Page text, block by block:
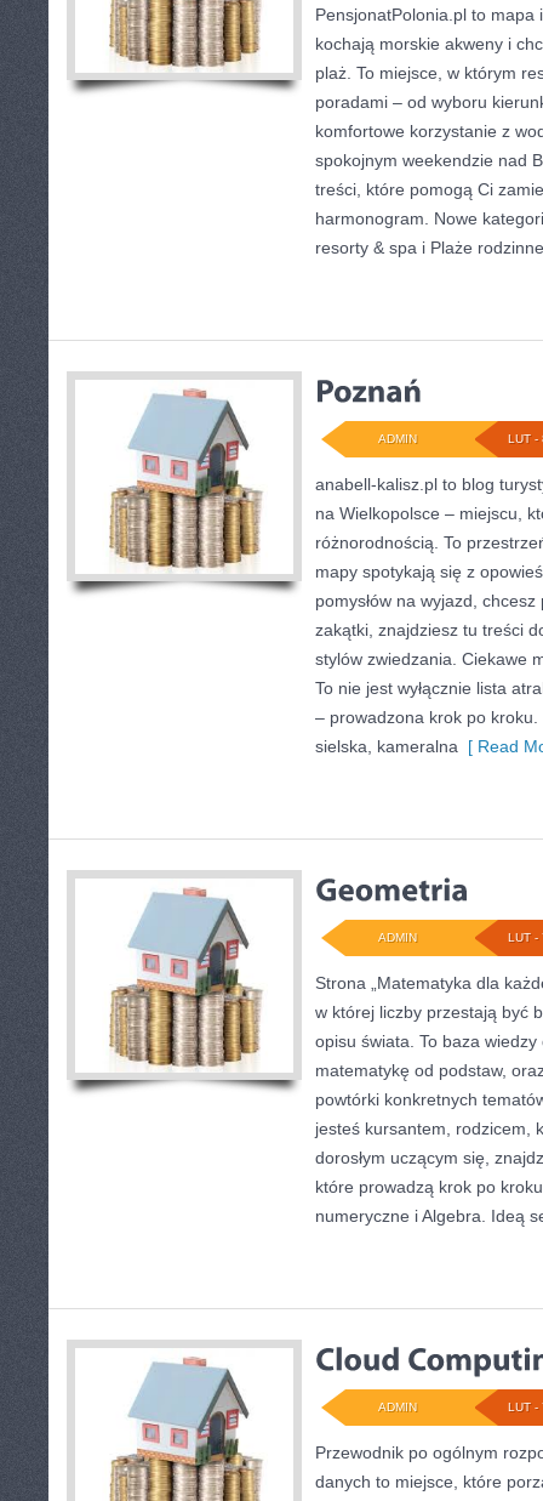
PensjonatPolonia.pl to mapa
kochają morskie akweny i
plaż. To miejsce, w którym
poradami – od wyboru
komfortowe korzystanie z
spokojnym weekendzie nad
treści, które pomogą Ci
harmonogram. Nowe
resorty & spa i Plaże
LUT -
ADMIN
anabell-kalisz.pl to blog
na Wielkopolsce – miejscu,
różnorodnością. To
mapy spotykają się z
pomysłów na wyjazd,
zakątki, znajdziesz tu treści
stylów zwiedzania. Ciekawe
To nie jest wyłącznie lista
– prowadzona krok po
sielska, kameralna [ Read
LUT -
ADMIN
Strona „Matematyka dla
w której liczby przestają być
opisu świata. To baza
matematykę od podstaw,
powtórki konkretnych
jesteś kursantem, rodzicem,
dorosłym uczącym się,
które prowadzą krok po
numeryczne i Algebra. Ideą
LUT -
ADMIN
Przewodnik po ogólnym
danych to miejsce, które